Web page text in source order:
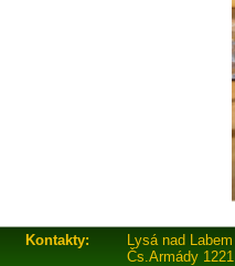
Kontakty: Lysá nad Labem
Čs.Armády 1221